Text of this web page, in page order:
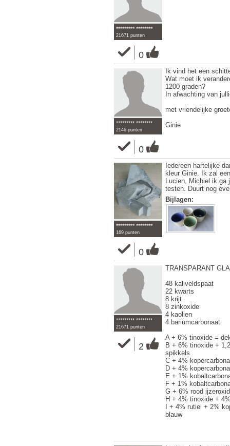
********* ********
21671 punten
0
********* ********
2146 punten
0
Ik vind het een
Wat moet ik
1200 graden?
In afwachting van
met vriendelijke
Ginie
********* ********
169 punten
0
Iedereen hartelijke
kleur Ginie. Ik zal
Lucien, Michiel ik
testen. Duurt nog
Bijlagen:
********* ********
21671 punten
2
TRANSPARANT
48 kaliveldspaat
22 kwarts
8 krijt
8 zinkoxide
4 kaolien
4 bariumcarbonaat
A + 6% tinoxide =
B + 6% tinoxide +
spikkels
C + 4%
D + 4%
E + 1%
F + 1%
G + 6% rood
H + 4% tinoxide +
I + 4% rutiel + 2%
blauw